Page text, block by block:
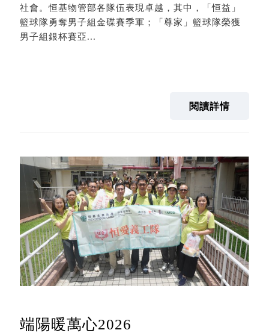
社會。恒基物管部各隊伍表現卓越，其中，「恒益」
籃球隊勇奪男子組金碟賽季軍；「尊家」籃球隊榮獲
男子組銀杯賽亞...
閱讀詳情
端陽暖萬心2026